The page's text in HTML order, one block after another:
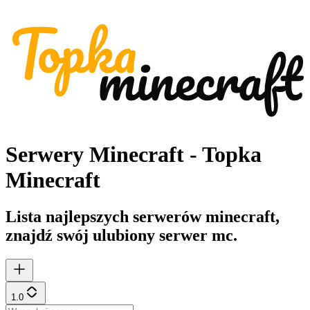
Serwery Minecraft - Topka
Minecraft
Lista najlepszych serwerów minecraft,
znajdź swój ulubiony serwer mc.
1.0